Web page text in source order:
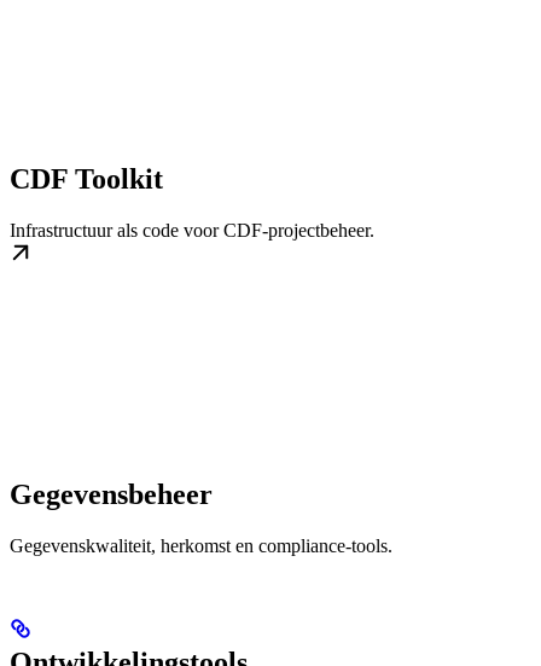
CDF Toolkit
Infrastructuur als code voor CDF-projectbeheer.
Gegevensbeheer
Gegevenskwaliteit, herkomst en compliance-tools.